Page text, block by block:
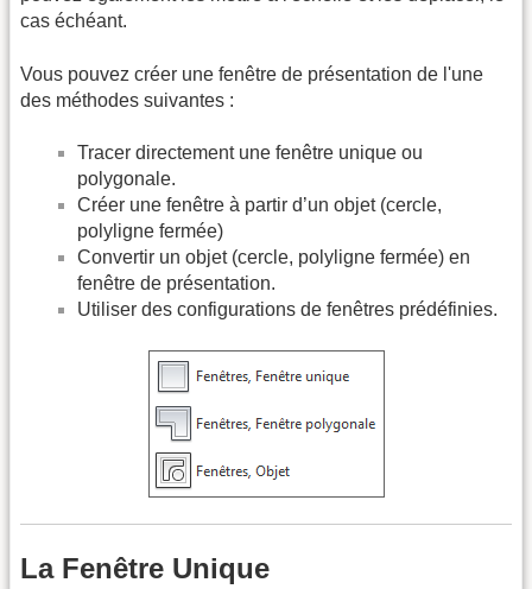
cas échéant.
Vous pouvez créer une fenêtre de présentation de l'une
des méthodes suivantes :
Tracer directement une fenêtre unique ou
polygonale.
Créer une fenêtre à partir d’un objet (cercle,
polyligne fermée)
Convertir un objet (cercle, polyligne fermée) en
fenêtre de présentation.
Utiliser des configurations de fenêtres prédéfinies.
La Fenêtre Unique